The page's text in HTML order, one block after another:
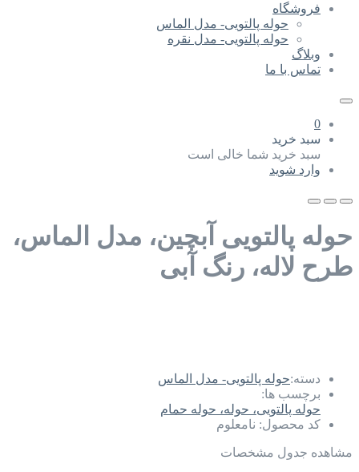
فروشگاه
حوله پالتویی- مدل الماس
حوله پالتویی- مدل نقره
وبلاگ
تماس با ما
0
سبد خرید
سبد خرید شما خالی است
وارد شوید
حوله پالتویی آبچین، مدل الماس،
طرح لاله، رنگ آبی
دسته:حوله پالتویی- مدل الماس
برچسب ها:
حوله پالتویی، حوله، حوله حمام
کد محصول: نامعلوم
مشاهده جدول مشخصات